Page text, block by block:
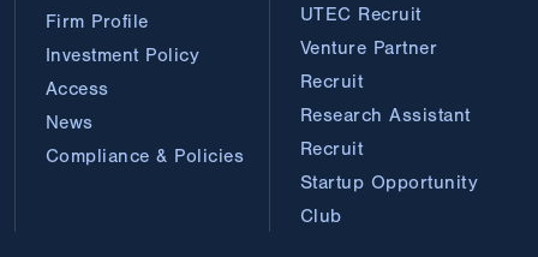
Firm Profile
Investment Policy
Access
News
Compliance & Policies
UTEC Recruit
Venture Partner
Recruit
Research Assistant
Recruit
Startup Opportunity
Club